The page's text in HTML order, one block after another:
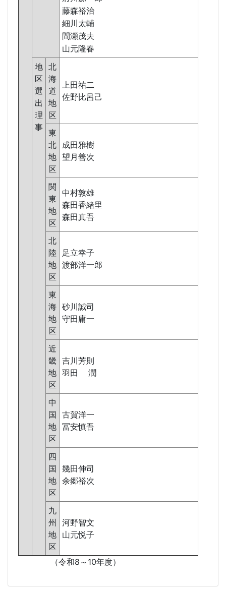
藤森裕治
細川太輔
間瀬茂夫
山元隆春
地
区
選
出
理
事
北
海
道
地
区
上田祐二
佐野比呂己
東
北
地
区
成田雅樹
望月善次
関
東
地
区
中村敦雄
森田香緒里
森田真吾
北
陸
地
区
足立幸子
渡部洋一郎
東
海
地
区
砂川誠司
守田庸一
近
畿
地
区
吉川芳則
羽田 潤
中
国
地
区
古賀洋一
冨安慎吾
四
国
地
区
幾田伸司
余郷裕次
九
州
地
区
河野智文
山元悦子
（令和8～10年度）